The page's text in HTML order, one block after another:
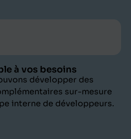
à vos besoins
développer des
sur-mesure
interne de développeurs.